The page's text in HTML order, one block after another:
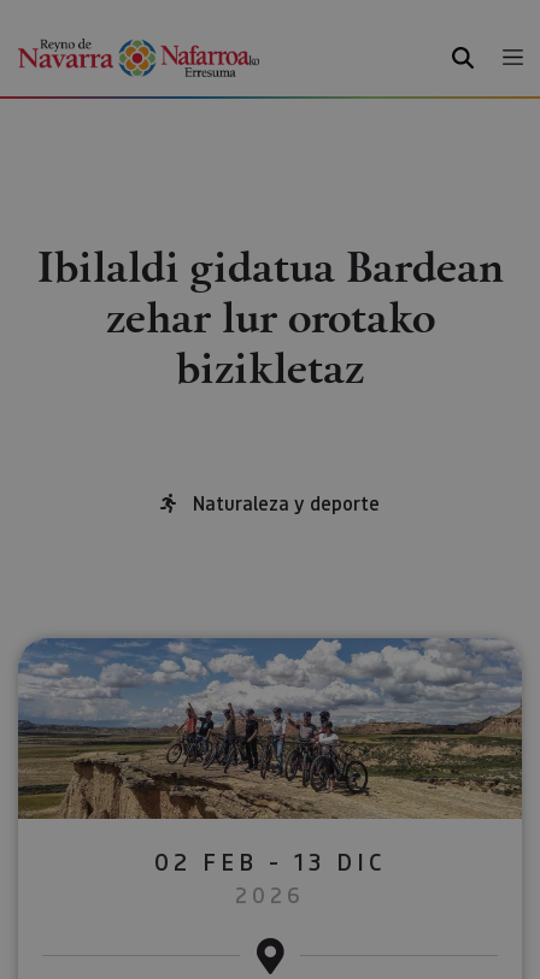
BILATU
Ibilaldi gidatua Bardean
zehar lur orotako
bizikletaz
Naturaleza y deporte
02 FEB - 13 DIC
2026